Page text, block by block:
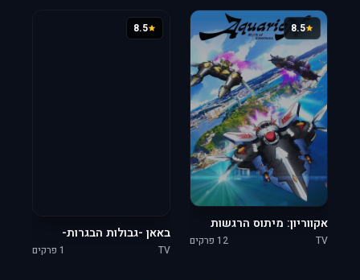
8.5
אקווריון: מיתוס הרגשות
TV 12 פרקים
8.5
באאן -גבולות הבגרות-
TV 1 פרקים